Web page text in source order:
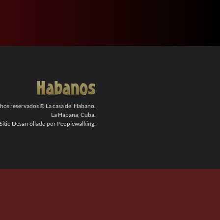
reservados © La casa del Habano.
La Habana, Cuba.
Sitio Desarrollado por Peoplewalking.